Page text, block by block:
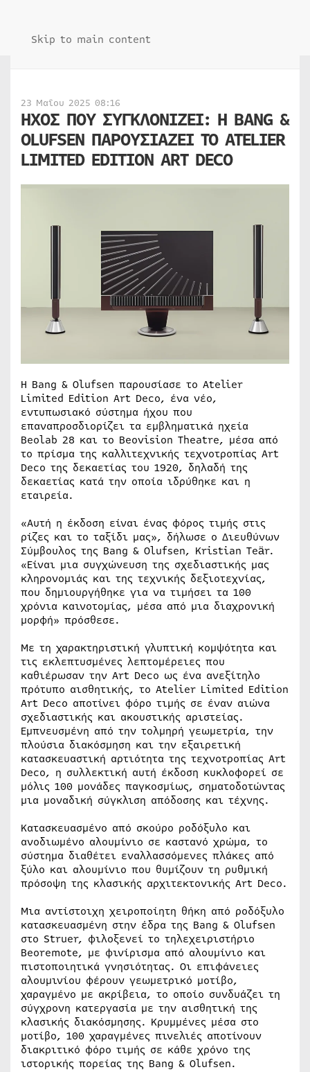
Skip to main content
23 Μαΐου 2025 08:16
ΗΧΟΣ ΠΟΥ ΣΥΓΚΛΟΝΙΖΕΙ: Η BANG &
OLUFSEN ΠΑΡΟΥΣΙΑΖΕΙ ΤΟ ATELIER
LIMITED EDITION ART DECO
Η Bang & Olufsen παρουσίασε το Atelier
Limited Edition Art Deco, ένα νέο,
εντυπωσιακό σύστημα ήχου που
επαναπροσδιορίζει τα εμβληματικά ηχεία
Beolab 28 και το Beovision Theatre, μέσα από
το πρίσμα της καλλιτεχνικής τεχνοτροπίας Art
Deco της δεκαετίας του 1920, δηλαδή της
δεκαετίας κατά την οποία ιδρύθηκε και η
εταιρεία.
«Αυτή η έκδοση είναι ένας φόρος τιμής στις
ρίζες και το ταξίδι μας», δήλωσε ο Διευθύνων
Σύμβουλος της Bang & Olufsen, Kristian Teär.
«Είναι μια συγχώνευση της σχεδιαστικής μας
κληρονομιάς και της τεχνικής δεξιοτεχνίας,
που δημιουργήθηκε για να τιμήσει τα 100
χρόνια καινοτομίας, μέσα από μια διαχρονική
μορφή» πρόσθεσε.
Με τη χαρακτηριστική γλυπτική κομψότητα και
τις εκλεπτυσμένες λεπτομέρειες που
καθιέρωσαν την Art Deco ως ένα ανεξίτηλο
πρότυπο αισθητικής, το Atelier Limited Edition
Art Deco αποτίνει φόρο τιμής σε έναν αιώνα
σχεδιαστικής και ακουστικής αριστείας.
Εμπνευσμένη από την τολμηρή γεωμετρία, την
πλούσια διακόσμηση και την εξαιρετική
κατασκευαστική αρτιότητα της τεχνοτροπίας Art
Deco, η συλλεκτική αυτή έκδοση κυκλοφορεί σε
μόλις 100 μονάδες παγκοσμίως, σηματοδοτώντας
μια μοναδική σύγκλιση απόδοσης και τέχνης.
Κατασκευασμένο από σκούρο ροδόξυλο και
ανοδιωμένο αλουμίνιο σε καστανό χρώμα, το
σύστημα διαθέτει εναλλασσόμενες πλάκες από
ξύλο και αλουμίνιο που θυμίζουν τη ρυθμική
πρόσοψη της κλασικής αρχιτεκτονικής Art Deco.
Μια αντίστοιχη χειροποίητη θήκη από ροδόξυλο
κατασκευασμένη στην έδρα της Bang & Olufsen
στο Struer, φιλοξενεί το τηλεχειριστήριο
Beoremote, με φινίρισμα από αλουμίνιο και
πιστοποιητικά γνησιότητας. Οι επιφάνειες
αλουμινίου φέρουν γεωμετρικό μοτίβο,
χαραγμένο με ακρίβεια, το οποίο συνδυάζει τη
σύγχρονη κατεργασία με την αισθητική της
κλασικής διακόσμησης. Κρυμμένες μέσα στο
μοτίβο, 100 χαραγμένες πινελιές αποτίνουν
διακριτικό φόρο τιμής σε κάθε χρόνο της
ιστορικής πορείας της Bang & Olufsen.